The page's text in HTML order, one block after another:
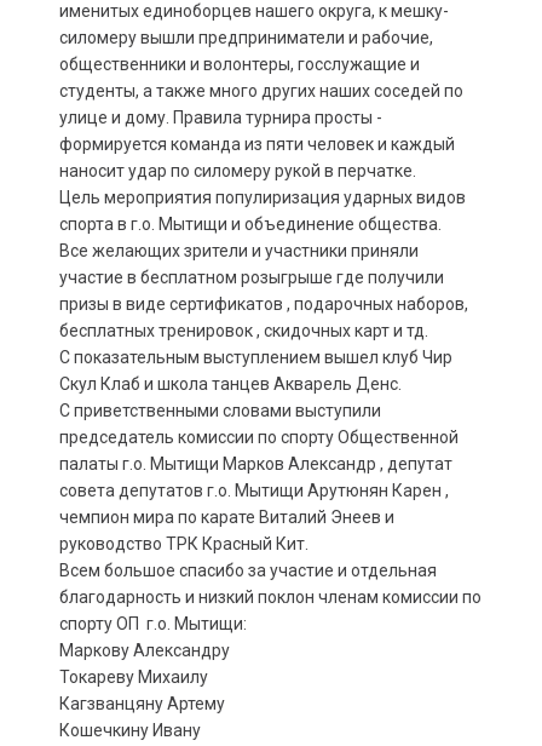
именитых единоборцев нашего округа, к мешку-
силомеру вышли предприниматели и рабочие,
общественники и волонтеры, госслужащие и
студенты, а также много других наших соседей по
улице и дому. Правила турнира просты -
формируется команда из пяти человек и каждый
наносит удар по силомеру рукой в перчатке.
Цель мероприятия популиризация ударных видов
спорта в г.о. Мытищи и объединение общества.
Все желающих зрители и участники приняли
участие в бесплатном розыгрыше где получили
призы в виде сертификатов , подарочных наборов,
бесплатных тренировок , скидочных карт и тд.
С показательным выступлением вышел клуб Чир
Скул Клаб и школа танцев Акварель Денс.
С приветственными словами выступили
председатель комиссии по спорту Общественной
палаты г.о. Мытищи Марков Александр , депутат
совета депутатов г.о. Мытищи Арутюнян Карен ,
чемпион мира по карате Виталий Энеев и
руководство ТРК Красный Кит.
Всем большое спасибо за участие и отдельная
благодарность и низкий поклон членам комиссии по
спорту ОП г.о. Мытищи:
Маркову Александру
Токареву Михаилу
Кагзванцяну Артему
Кошечкину Ивану